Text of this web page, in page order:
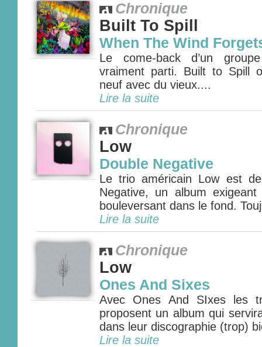
Chronique
Built To Spill
When The Wind
Le come-back d’un
vraiment parti. Built to Spill
neuf avec du vieux....
Lire la suite
Chronique
Low
Double Negative
Le trio américain Low est
Negative, un album
bouleversant dans le fond.
Lire la suite
Chronique
Low
Ones And Sixes
Avec Ones And SIxes les
proposent un album qui
dans leur discographie (trop)
Lire la suite